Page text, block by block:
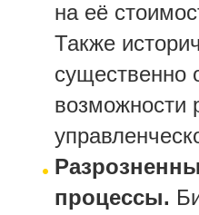
на её
Также
существенно
возможности
процессы.